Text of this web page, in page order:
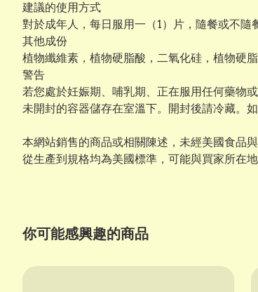
建議的使用方式
對於成年人，每日服用一（1）片，隨餐或不隨
其他成份
植物纖維素，植物硬脂酸，二氧化硅，植物硬脂
警告
若您處於妊娠期、哺乳期、正在服用任何藥物
未開封的容器儲存在室溫下。開封後請冷藏。
本網站銷售的商品或相關陳述，未經美國食品
從生產到規格均為美國標準，可能與買家所在
你可能感興趣的商品